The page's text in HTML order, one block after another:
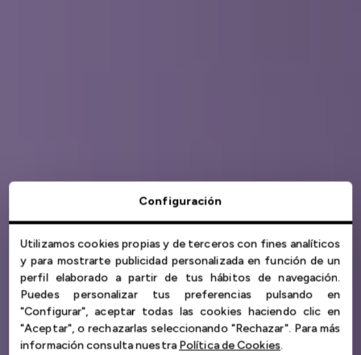
NOELIA BONIFACIO
Cuidar de ti
Configuración
Utilizamos cookies propias y de terceros con fines analíticos
y para mostrarte publicidad personalizada en función de un
perfil elaborado a partir de tus hábitos de navegación.
Puedes personalizar tus preferencias pulsando en
"Configurar", aceptar todas las cookies haciendo clic en
"Aceptar", o rechazarlas seleccionando "Rechazar". Para más
información consulta nuestraPolítica de Cookies.